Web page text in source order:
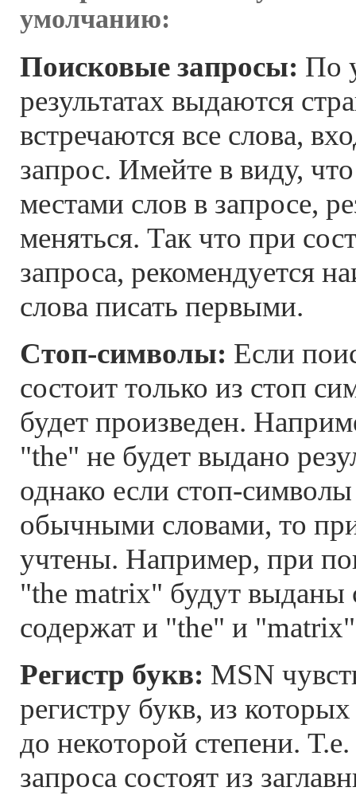
умолчанию:
Поисковые запросы: По
результатах выдаются
встречаются все слова,
запрос. Имейте в виду,
местами слов в запросе,
меняться. Так что при
запроса, рекомендуется
слова писать первыми.
Стоп-символы: Если
состоит только из стоп
будет произведен.
"the" не будет выдано
однако если стоп-
обычными словами, то
учтены. Например, при
"the matrix" будут выданы
содержат и "the" и
Регистр букв: MSN
регистру букв, из
до некоторой степени.
запроса состоят из